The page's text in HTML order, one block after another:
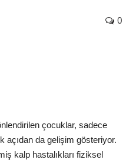
0
çocuklar, sadece
açıdan da gelişim gösteriyor.
kalp hastalıkları fiziksel